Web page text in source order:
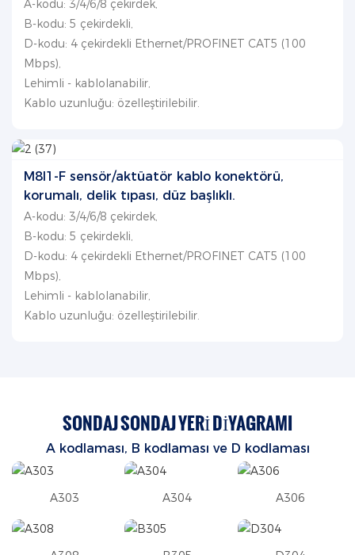
A-kodu: 3/4/6/8 çekirdek,
B-kodu: 5 çekirdekli,
D-kodu: 4 çekirdekli Ethernet/PROFINET CAT5 (100
Mbps),
Lehimli - kablolanabilir,
Kablo uzunluğu: özelleştirilebilir.
M8I1-F sensör/aktüatör kablo konektörü,
korumalı, delik tıpası, düz başlıklı.
A-kodu: 3/4/6/8 çekirdek,
B-kodu: 5 çekirdekli,
D-kodu: 4 çekirdekli Ethernet/PROFINET CAT5 (100
Mbps),
Lehimli - kablolanabilir,
Kablo uzunluğu: özelleştirilebilir.
SONDAJ SONDAJ YERI DIYAGRAMI
A kodlaması, B kodlaması ve D kodlaması
A303 A304 A306